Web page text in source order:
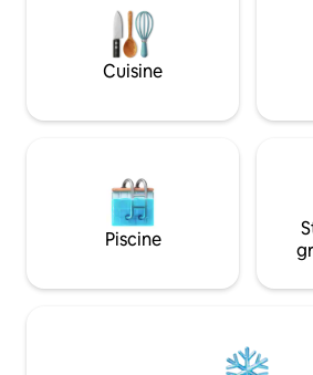
longues intérieures et extérieures - lit
King Size avec dessus d'oreiller face à
mer - Télévision connectée à écran
de 55" - zone très accessible à pied
Cuisine
Piscine